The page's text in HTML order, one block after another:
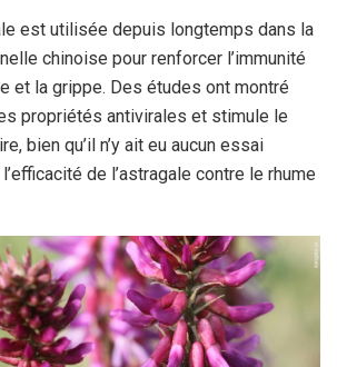
est utilisée depuis longtemps dans la
chinoise pour renforcer l’immunité
et la grippe. Des études ont montré
propriétés antivirales et stimule le
bien qu’il n’y ait eu aucun essai
de l’astragale contre le rhume